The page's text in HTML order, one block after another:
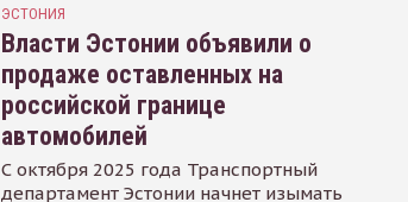
ЭСТОНИЯ
Власти Эстонии объявили о
продаже оставленных на
российской границе
автомобилей
С октября 2025 года Транспортный
департамент Эстонии начнет изымать